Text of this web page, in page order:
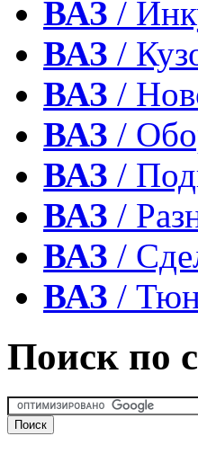
ВАЗ /
ВАЗ /
ВАЗ /
ВАЗ /
ВАЗ /
ВАЗ /
ВАЗ /
ВАЗ /
Поиск по